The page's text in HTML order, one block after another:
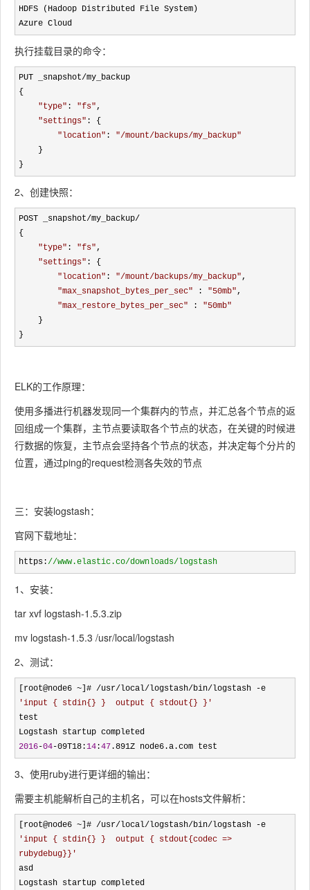
HDFS (Hadoop Distributed File System)
Azure Cloud
执行挂载目录的命令：
PUT _snapshot/my_backup
{
"type" : "fs",
"settings" : {
" location" : "/mount/backups/my_backup"
}
2、创建快照：
POST _snapshot/my_backup/
{
"type" : "fs",
"settings" : {
" location" : "/mount/backups/my_backup",
"max_snapshot_bytes_per_sec" : "50mb",
"max_restore_bytes_per_sec" : "50mb"
}
ELK的工作原理：
使用多播进行机器发现同一个集群内的节点，并汇总各个节点的返
回组成一个集群，主节点要读取各个节点的状态，在关键的时候进
行数据的恢复，主节点会坚持各个节点的状态，并决定每个分片的
位置，通过ping的request检测各失效的节点
三：安装logstash：
官网下载地址：
https://www.elastic.co/downloads/logstash
1、安装：
tar xvf logstash-1.5.3.zip
mv logstash-1.5.3 /usr/local/logstash
2、测试：
'input { stdin{} }  output { stdout{} } '
test
2016-04-09T18:14 :47 .891Z node6.a.com test
3、使用ruby进行更详细的输出：
需要主机能解析自己的主机名，可以在hosts文件解析：
'input { stdin{} }  output { stdout{codec =>
rubydebug}} '
asd
Logstash startup completed